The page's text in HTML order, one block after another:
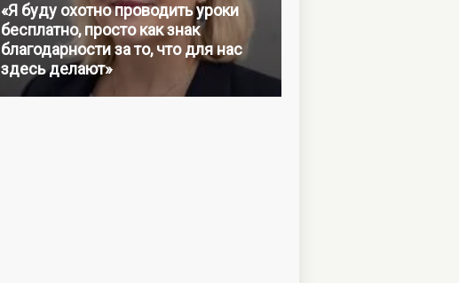
«Я буду охотно проводить уроки
бесплатно, просто как знак
благодарности за то, что для нас
здесь делают»